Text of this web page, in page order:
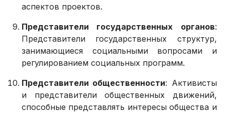
аспектов проектов.
Представители государственных органов:
Представители государственных структур,
занимающиеся социальными вопросами и
регулированием социальных программ.
Представители общественности: Активисты
и представители общественных движений,
способные представлять интересы общества и